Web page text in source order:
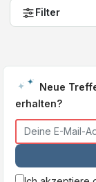
Filter
Neue
erhalten?